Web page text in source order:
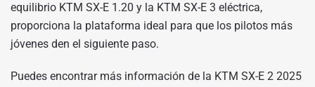
equilibrio KTM SX-E 1.20 y la KTM SX-E 3 eléctrica,
proporciona la plataforma ideal para que los pilotos más
jóvenes den el siguiente paso.
Puedes encontrar más información de la KTM SX-E 2 2025